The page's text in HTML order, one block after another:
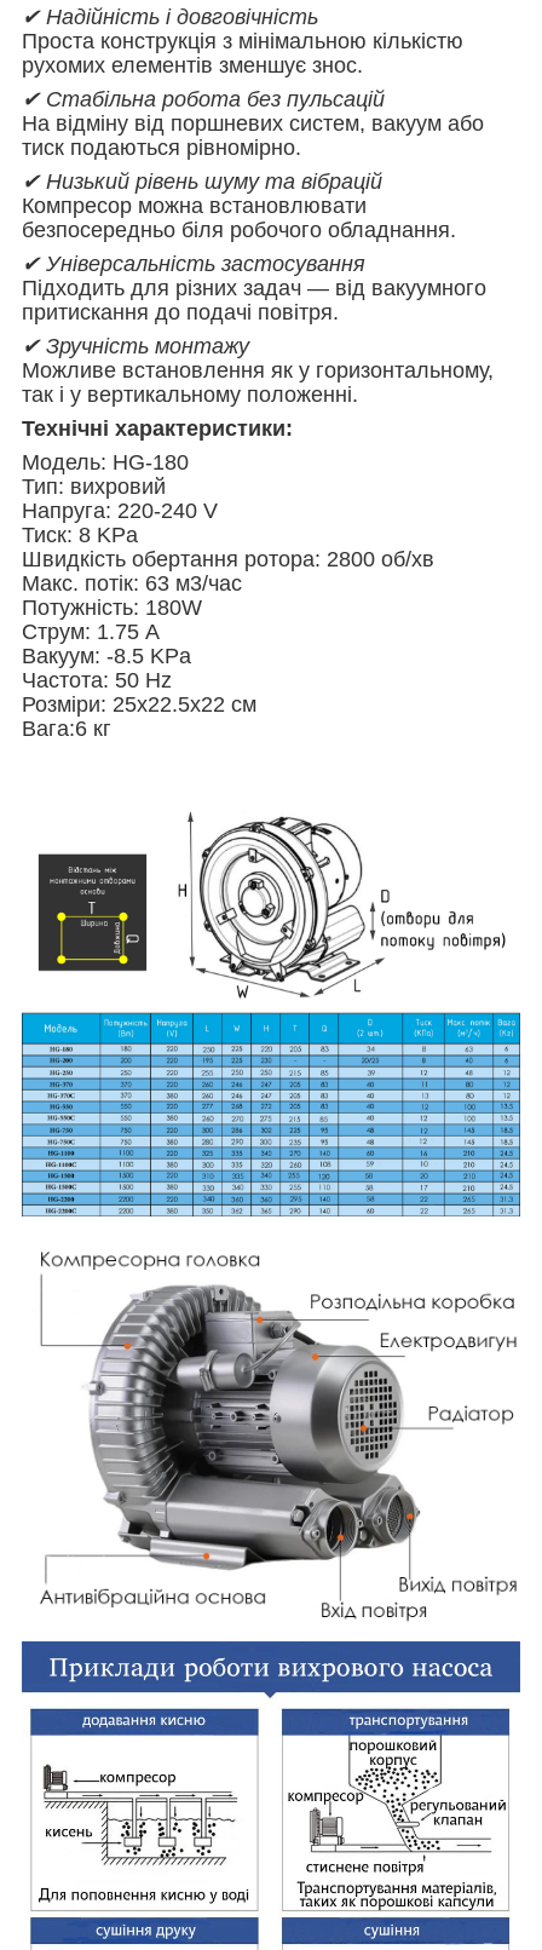
✔ Надійність і довговічність
Проста конструкція з мінімальною кількістю
рухомих елементів зменшує знос.
✔ Стабільна робота без пульсацій
На відміну від поршневих систем, вакуум або
тиск подаються рівномірно.
✔ Низький рівень шуму та вібрацій
Компресор можна встановлювати
безпосередньо біля робочого обладнання.
✔ Універсальність застосування
Підходить для різних задач — від вакуумного
притискання до подачі повітря.
✔ Зручність монтажу
Можливе встановлення як у горизонтальному,
так і у вертикальному положенні.
Технічні характеристики:
Модель: HG-180
Тип: вихровий
Напруга: 220-240 V
Тиск: 8 KPa
Швидкість обертання ротора: 2800 об/хв
Макс. потік: 63 м3/час
Потужність: 180W
Струм: 1.75 A
Вакуум: -8.5 KPa
Частота: 50 Hz
Розміри: 25х22.5х22 см
Вага:6 кг